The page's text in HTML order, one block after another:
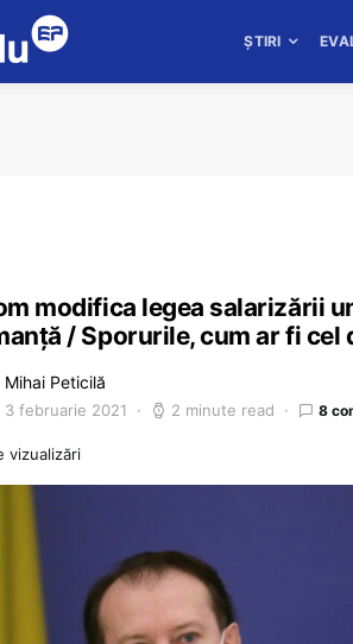
ȘTIRI
modifica legea salarizării
/ Sporurile, cum ar fi cel
Mihai Peticilă
3 februarie 2021 2 minute read 8
vizualizări